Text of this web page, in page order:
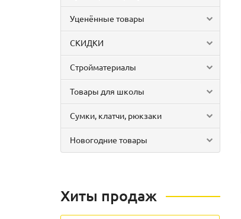
Уценённые товары
СКИДКИ
Стройматериалы
Товары для школы
Сумки, клатчи, рюкзаки
Новогодние товары
Хиты продаж